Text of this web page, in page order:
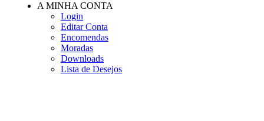
A MINHA CONTA
Login
Editar Conta
Encomendas
Moradas
Downloads
Lista de Desejos